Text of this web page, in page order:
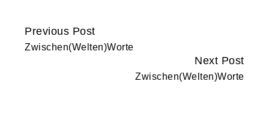
Continue
Reading
Previous Post
Zwischen(Welten)Worte
Next Post
Zwischen(Welten)Worte